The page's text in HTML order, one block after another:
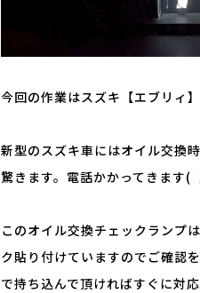
今回の作業はスズキ【エブリィ
新型のスズキ車にはオイル交換
驚きます。電話かかってきます(
このオイル交換チェックランプ
ク貼り付けていますのでご確認
で持ち込んで頂ければすぐに対